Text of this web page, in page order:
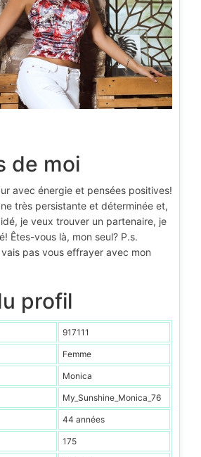
de moi
avec énergie et pensées positives!
très persistante et déterminée et,
je veux trouver un partenaire, je
Êtes-vous là, mon seul? P.s.
vais pas vous effrayer avec mon
profil
917111
Femme
Monica
My_Sunshine_Monica_76
44 années
175